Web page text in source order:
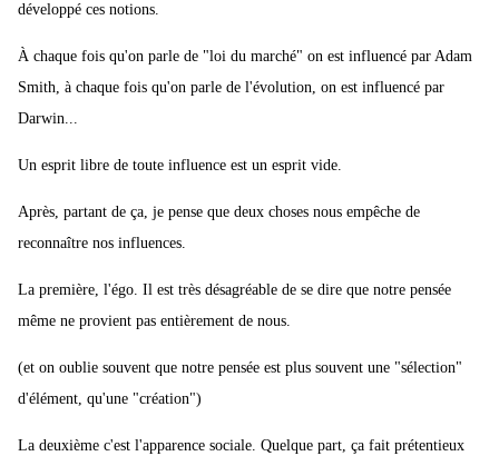
développé ces notions.
À chaque fois qu'on parle de "loi du marché" on est influencé par Adam
Smith, à chaque fois qu'on parle de l'évolution, on est influencé par
Darwin...
Un esprit libre de toute influence est un esprit vide.
Après, partant de ça, je pense que deux choses nous empêche de
reconnaître nos influences.
La première, l'égo. Il est très désagréable de se dire que notre pensée
même ne provient pas entièrement de nous.
(et on oublie souvent que notre pensée est plus souvent une "sélection"
d'élément, qu'une "création")
La deuxième c'est l'apparence sociale. Quelque part, ça fait prétentieux